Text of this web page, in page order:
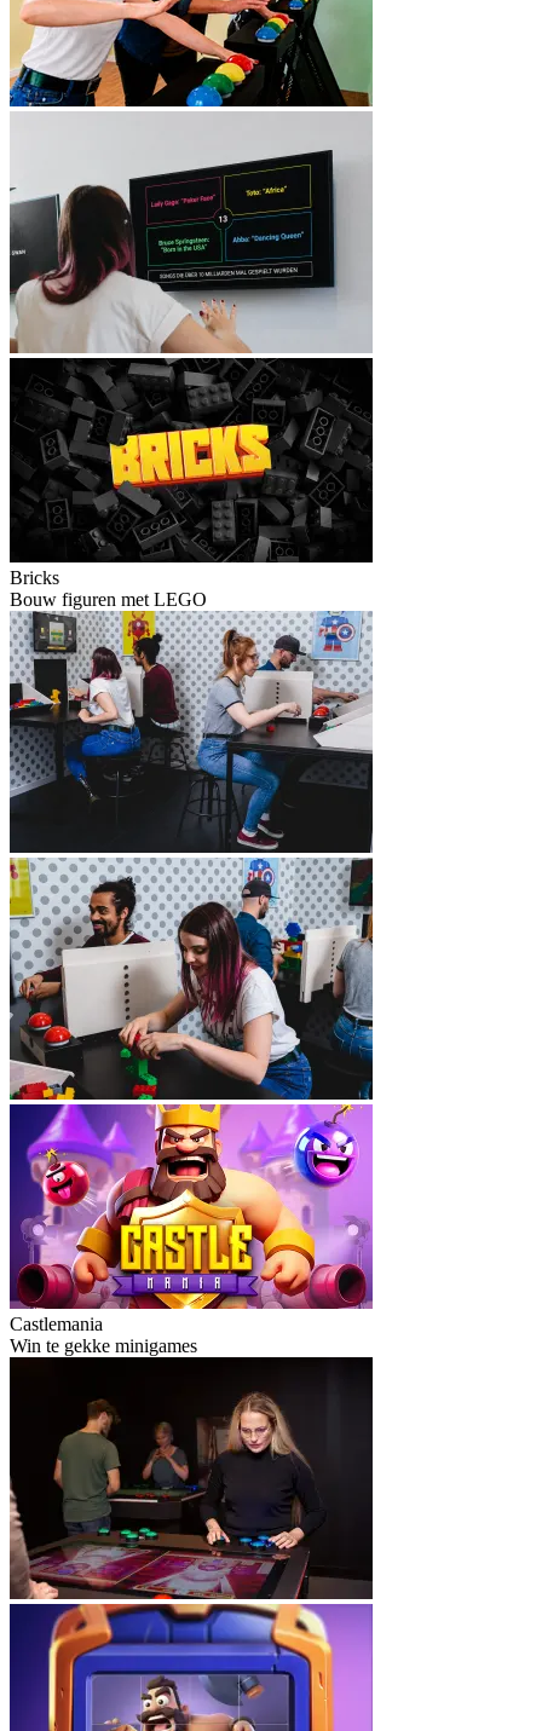
Bricks
Bouw figuren met LEGO
Castlemania
Win te gekke minigames